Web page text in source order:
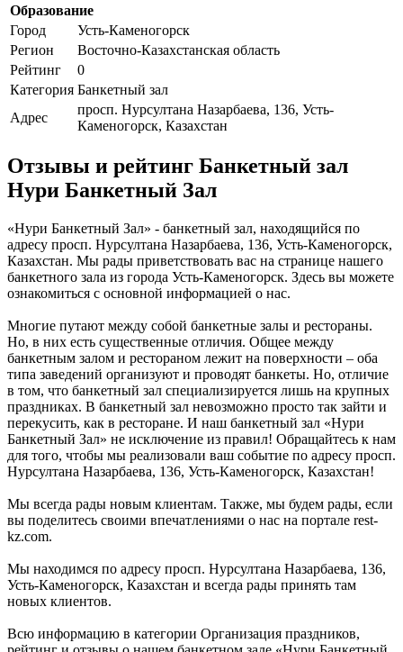
Образование
Город
Усть-Каменогорск
Регион
Восточно-Казахстанская область
Рейтинг
0
Категория Банкетный зал
Адрес
просп. Нурсултана Назарбаева, 136, Усть-
Каменогорск, Казахстан
Отзывы и рейтинг Банкетный зал
Нури Банкетный Зал
«Нури Банкетный Зал» - банкетный зал, находящийся по
адресу просп. Нурсултана Назарбаева, 136, Усть-Каменогорск,
Казахстан. Мы рады приветствовать вас на странице нашего
банкетного зала из города Усть-Каменогорск. Здесь вы можете
ознакомиться с основной информацией о нас.
Многие путают между собой банкетные залы и рестораны.
Но, в них есть существенные отличия. Общее между
банкетным залом и рестораном лежит на поверхности – оба
типа заведений организуют и проводят банкеты. Но, отличие
в том, что банкетный зал специализируется лишь на крупных
праздниках. В банкетный зал невозможно просто так зайти и
перекусить, как в ресторане. И наш банкетный зал «Нури
Банкетный Зал» не исключение из правил! Обращайтесь к нам
для того, чтобы мы реализовали ваш событие по адресу просп.
Нурсултана Назарбаева, 136, Усть-Каменогорск, Казахстан!
Мы всегда рады новым клиентам. Также, мы будем рады, если
вы поделитесь своими впечатлениями о нас на портале rest-
kz.com.
Мы находимся по адресу просп. Нурсултана Назарбаева, 136,
Усть-Каменогорск, Казахстан и всегда рады принять там
новых клиентов.
Всю информацию в категории Организация праздников,